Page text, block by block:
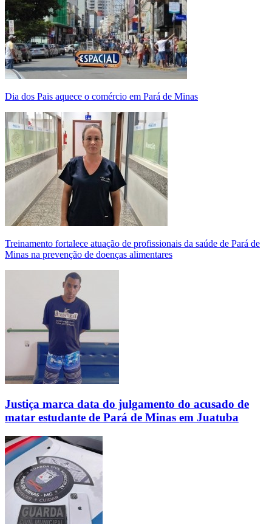
Dia dos Pais aquece o comércio em Pará de Minas
Treinamento fortalece atuação de profissionais da saúde de Pará de
Minas na prevenção de doenças alimentares
Justiça marca data do julgamento do acusado de
matar estudante de Pará de Minas em Juatuba